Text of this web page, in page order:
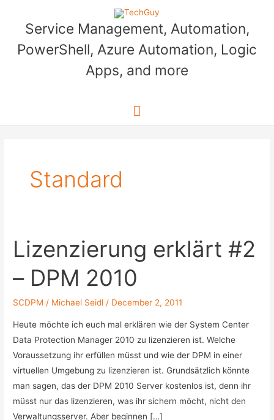
content
Service Management, Automation,
PowerShell, Azure Automation, Logic
Apps, and more
Main
Standard
Lizenzierung erklärt #2
– DPM 2010
SCDPM / Michael Seidl/ December 2, 2011
Heute möchte ich euch mal erklären wie der System Center
Data Protection Manager 2010 zu lizenzieren ist. Welche
Voraussetzung ihr erfüllen müsst und wie der DPM in einer
virtuellen Umgebung zu lizenzieren ist. Grundsätzlich könnte
man sagen, das der DPM 2010 Server kostenlos ist, denn ihr
müsst nur das lizenzieren, was ihr sichern möcht, nicht den
Verwaltungsserver. Aber beginnen […]